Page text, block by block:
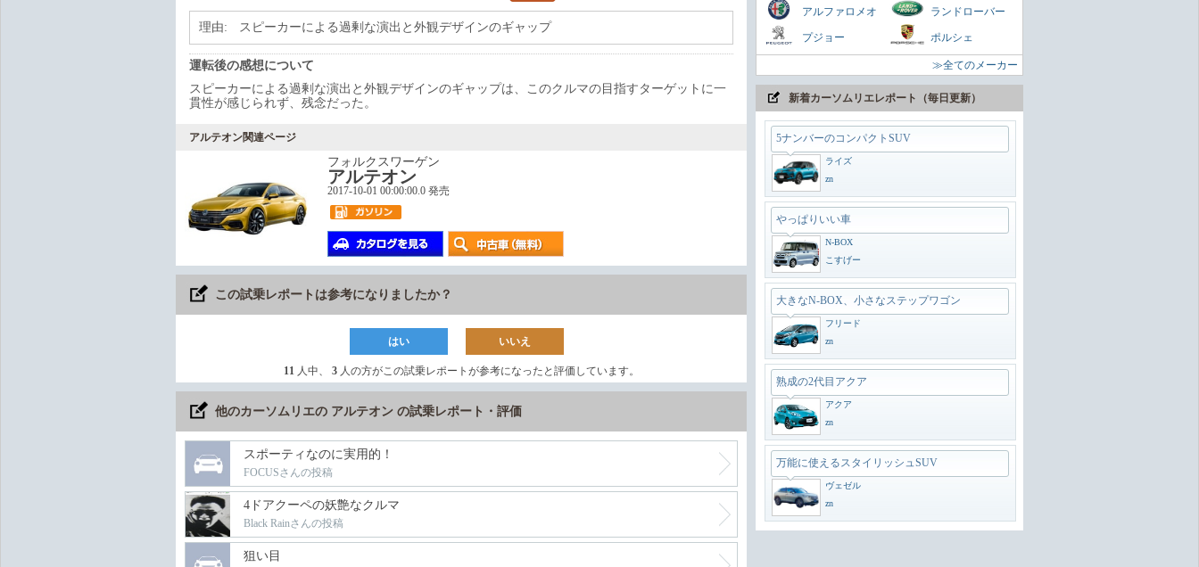
理由: スピーカーによる過剰な演出と外観デザインのギャップ
運転後の感想について
スピーカーによる過剰な演出と外観デザインのギャップは、このクルマの目指すターゲットに一
貫性が感じられず、残念だった。
アルテオン関連ページ
フォルクスワーゲン
アルテオン
2017-10-01 00:00:00.0 発売
この試乗レポートは参考になりましたか？
はい いいえ
11 人中、 3 人の方がこの試乗レポートが参考になったと評価しています。
他のカーソムリエの アルテオン の試乗レポート・評価
スポーティなのに実用的！
FOCUSさんの投稿
4ドアクーペの妖艶なクルマ
Black Rainさんの投稿
狙い目
アルファロメオ ランドローバー
プジョー ポルシェ
≫全てのメーカー
新着カーソムリエレポート（毎日更新）
zn
ちょうどいいSUV
ヴェゼル
zn
5ナンバーのコンパクトSUV
ライズ
zn
やっぱりいい車
N-BOX
こすげー
大きなN-BOX、小さなステップワゴン
フリード
zn
熟成の2代目アクア
アクア
zn
万能に使えるスタイリッシュSUV
ヴェゼル
zn